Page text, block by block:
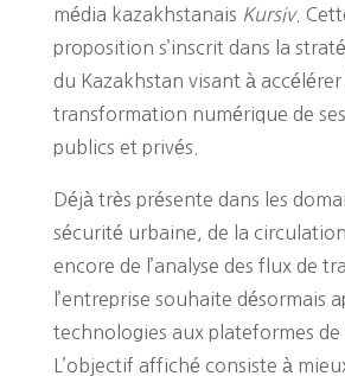
média kazakhstanais Kursiv.
proposition s’inscrit dans la
du Kazakhstan visant à accélérer
transformation numérique de
publics et privés.
Déjà très présente dans les
sécurité urbaine, de la
encore de l’analyse des flux de
l’entreprise souhaite désormais
technologies aux plateformes de
L’objectif affiché consiste à